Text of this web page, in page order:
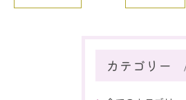
カテゴリー